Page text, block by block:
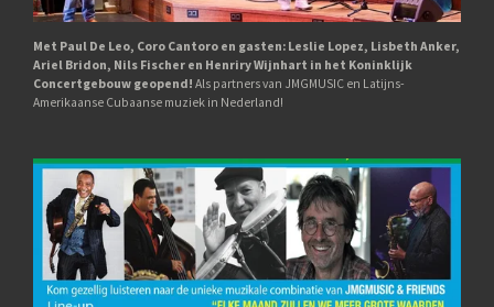
Met Paul De Leo, Coro Cantoro en gasten: Leslie Lopez, Lisbeth Anker,
Ariel Bridon, Nils Fischer en Henriry Wijnhart in het Koninklijk
Concertgebouw geopend! Als partners van JMGMUSIC en Latijns-
Amerikaanse Cubaanse muziek in Nederland!